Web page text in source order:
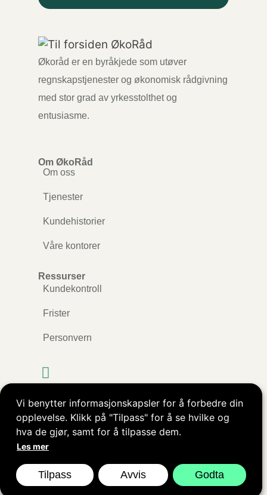
Vi benytter informasjonskapsler for å forbedre din
opplevelse. Klikk på "Tilpass" for å se hvilke og
hva de gjør, samt for å tilpasse dem.
Les mer
Tilpass Avvis Godta
Økoråd er en byråkjede som utøver
regnskapstjenester og økonomisk rådgivning
med stor grad av yrkesstolthet og
entusiasme.
Om ØkoRåd
Om oss
Tjenester
Kundehistorier
Våre kontorer
Ressurser
Kundekontroll
Frister
Personvern
Kopibeskyttet © ØkoRåd AS. Alle rettigheter
reservert.
Nettside levert avNettrakett.no